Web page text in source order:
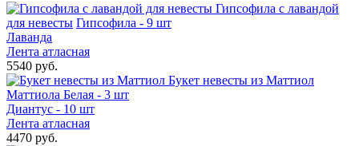
Гипсофила с лавандой
для невесты Гипсофила - 9 шт
Лаванда
Лента атласная
5540 руб.
Букет невесты из Маттиол
Маттиола Белая - 3 шт
Диантус - 10 шт
Лента атласная
4470 руб.